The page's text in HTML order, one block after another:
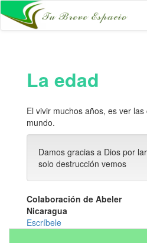
La edad
El vivir muchos años, es ver
mundo.
Damos gracias a Dios por
solo destrucción vemos
Colaboración de Abeler
Nicaragua
Escríbele